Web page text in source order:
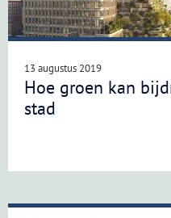
13 augustus 2019
Hoe groen kan
stad